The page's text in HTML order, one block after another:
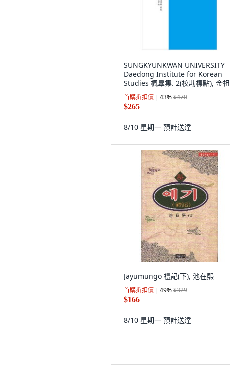
SUNGKYUNKWAN UNIVERSITY
Daedong Institute for Korean
Studies 楓皐集. 2(校勘標點), 金祖
淳, 金采植, 李成民, 成均館大學出版
部
首購折扣價 43%$470
$265
8/10 星期一 預計送達
Jayumungo 禮記(下), 池在熙
首購折扣價 49%$329
$166
8/10 星期一 預計送達